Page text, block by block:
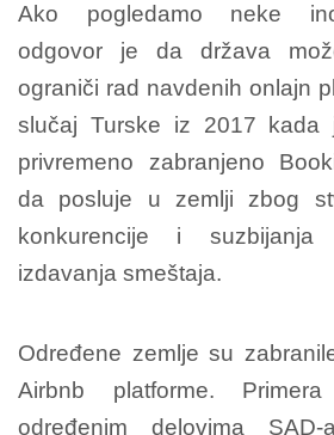
Ako pogledamo neke
odgovor je da država
ograniči rad navdenih onlajn
slučaj Turske iz 2017 kada
privremeno zabranjeno
da posluje u zemlji zbog
konkurencije i suzbijanja
izdavanja smeštaja.
Određene zemlje su
Airbnb platforme.
određenim delovima